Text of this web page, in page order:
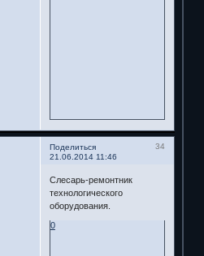
Поделиться
34
21.06.2014 11:46
Слесарь-ремонтник
технологического
оборудования.
0